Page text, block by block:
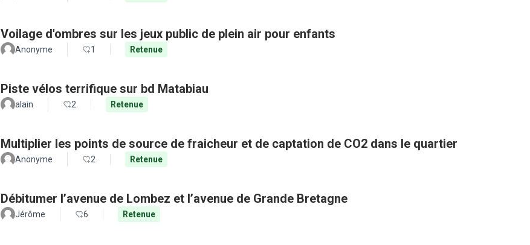
Voilage d'ombres sur les jeux public de plein air pour enfants
Anonyme 1 Retenue
Piste vélos terrifique sur bd Matabiau
alain 2 Retenue
Multiplier les points de source de fraicheur et de captation de CO2 dans le quartier
Anonyme 2 Retenue
Débitumer l’avenue de Lombez et l’avenue de Grande Bretagne
Jérôme 6 Retenue